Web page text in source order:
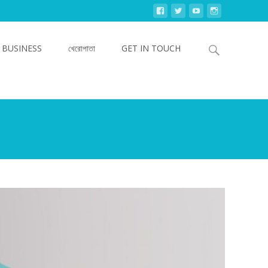
খেরোপাতা GET IN TOUCH
Search